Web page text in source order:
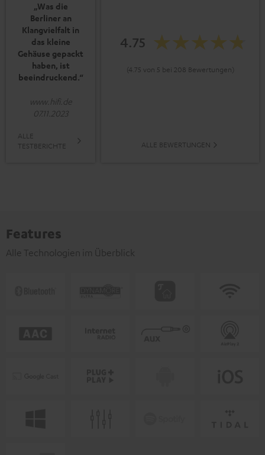
„Was die
Berliner an
Klangvielfalt in
das kleine
Gehäuse gepackt
haben, ist
beeindruckend.“
www.hifi.de
07.11.2023
ALLE
TESTBERICHTE
4.75
(4.75 von 5 bei 208 Bewertungen)
ALLE BEWERTUNGEN
Features
Alle Technologien im Überblick